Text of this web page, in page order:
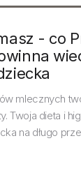
- co
mlecznych
Twoja dieta i
na długo